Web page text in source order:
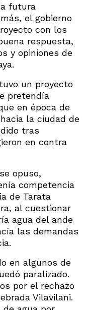
futura
el gobierno
con los
respuesta,
y opiniones de
un proyecto
pretendía
en época de
la ciudad de
tras
en contra
opuso,
competencia
de Tarata
al cuestionar
agua del ande
las demandas
en algunos de
paralizado.
por el rechazo
Vilavilani.